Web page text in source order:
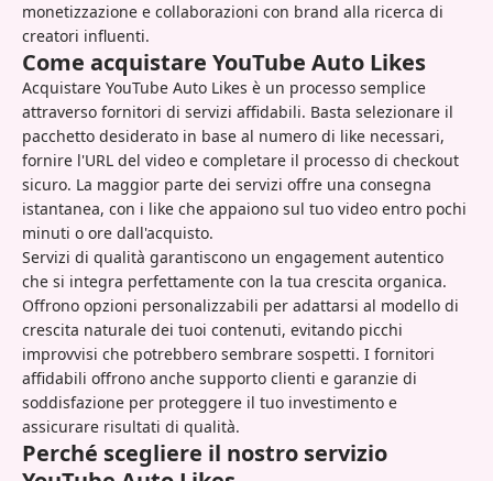
monetizzazione e collaborazioni con brand alla ricerca di
creatori influenti.
Come acquistare YouTube Auto Likes
Acquistare YouTube Auto Likes è un processo semplice
attraverso fornitori di servizi affidabili. Basta selezionare il
pacchetto desiderato in base al numero di like necessari,
fornire l'URL del video e completare il processo di checkout
sicuro. La maggior parte dei servizi offre una consegna
istantanea, con i like che appaiono sul tuo video entro pochi
minuti o ore dall'acquisto.
Servizi di qualità garantiscono un engagement autentico
che si integra perfettamente con la tua crescita organica.
Offrono opzioni personalizzabili per adattarsi al modello di
crescita naturale dei tuoi contenuti, evitando picchi
improvvisi che potrebbero sembrare sospetti. I fornitori
affidabili offrono anche supporto clienti e garanzie di
soddisfazione per proteggere il tuo investimento e
assicurare risultati di qualità.
Perché scegliere il nostro servizio